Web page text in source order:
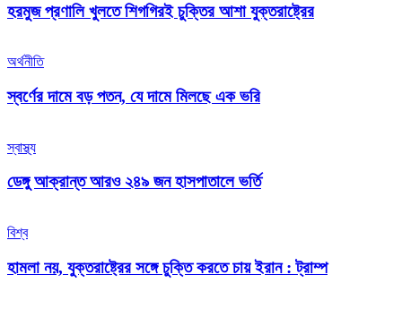
হরমুজ প্রণালি খুলতে শিগগিরই চুক্তির আশা যুক্তরাষ্ট্রের
অর্থনীতি
স্বর্ণের দামে বড় পতন, যে দামে মিলছে এক ভরি
স্বাস্থ্য
ডেঙ্গু আক্রান্ত আরও ২৪৯ জন হাসপাতালে ভর্তি
বিশ্ব
হামলা নয়, যুক্তরাষ্ট্রের সঙ্গে চুক্তি করতে চায় ইরান : ট্রাম্প